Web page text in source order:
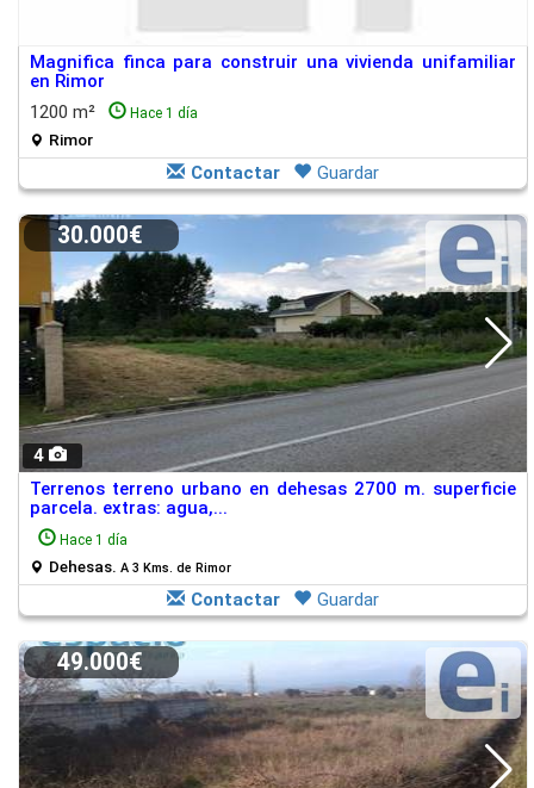
Magnifica finca para construir una vivienda unifamiliar
en Rimor
1200 m²
Hace 1 día
Rimor
Contactar Guardar
4
30.000€
Terrenos terreno urbano en dehesas 2700 m. superficie
parcela. extras: agua,...
Hace 1 día
Dehesas. A 3 Kms. de Rimor
Contactar Guardar
49.000€